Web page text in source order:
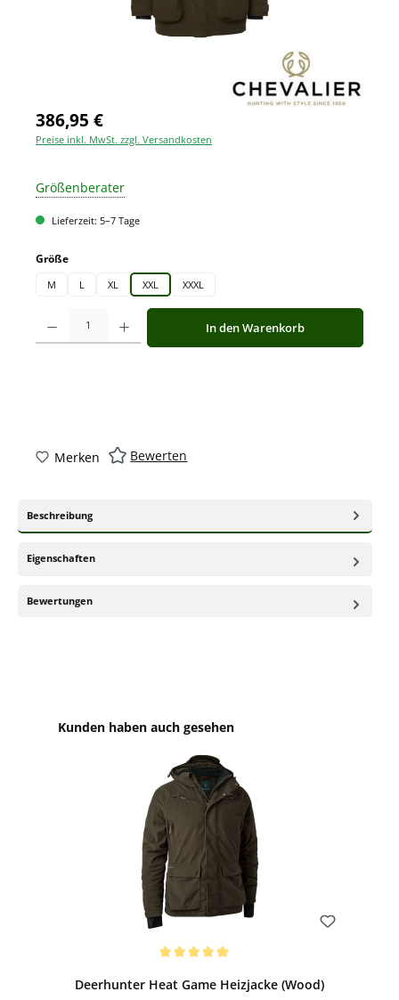
386,95 €
Preise inkl. MwSt. zzgl. Versandkosten
Größenberater
Lieferzeit: 5–7 Tage
Größeauswählen
M L XL XXL XXXL
Produkt Anzahl: Gib den gewünschten Wert ein oder benutze die
In den Warenkorb
Merken Bewerten
Beschreibung
Eigenschaften
Bewertungen
Produktgalerie überspringen
Kunden haben auch gesehen
Deerhunter Heat Game Heizjacke (Wood)